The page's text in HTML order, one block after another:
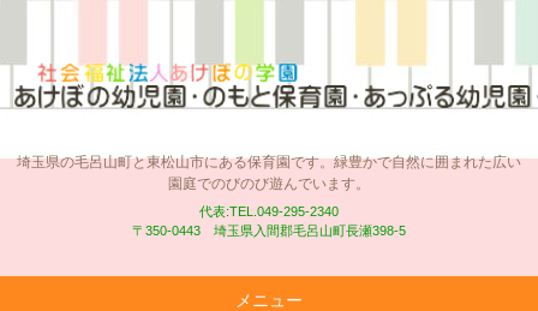
埼玉県の毛呂山町と東松山市にある保育園です。緑豊かで自然に囲まれた広い
園庭でのびのび遊んでいます。
代表:TEL.049-295-2340
〒350-0443 埼玉県入間郡毛呂山町長瀬398-5
メニュー